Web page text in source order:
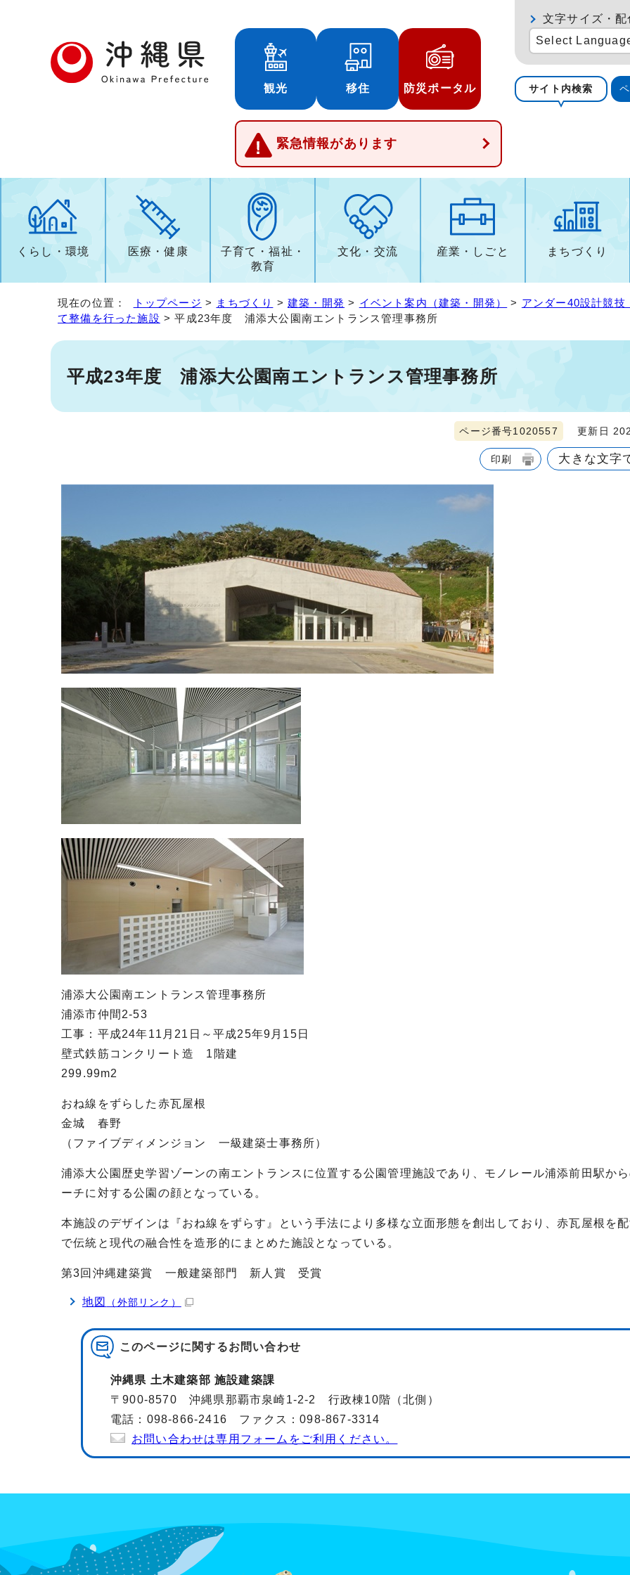
観光 移住 防災ポータル
緊急情報があります
文字サイズ・配
Select
サイト内検索
くらし・環境 医療・健康
子育て・福祉・
教育
文化・交流 産業・しごと まちづくり
現在の位置： トップページ > まちづくり >建築・開発 > イベント案内（建築・開発） > アンダー40設計競技
て整備を行った施設 > 平成23年度 浦添大公園南エントランス管理事務所
平成23年度 浦添大公園南エントランス管理事務所
ページ番号1020557 更新日
印刷 大きな文字
浦添大公園南エントランス管理事務所
浦添市仲間2-53
工事：平成24年11月21日～平成25年9月15日
壁式鉄筋コンクリート造 1階建
299.99m2
おね線をずらした赤瓦屋根
金城 春野
（ファイブディメンジョン 一級建築士事務所）
浦添大公園歴史学習ゾーンの南エントランスに位置する公園管理施設であり、モノレール浦添前田駅から
ーチに対する公園の顔となっている。
本施設のデザインは『おね線をずらす』という手法により多様な立面形態を創出しており、赤瓦屋根を配
で伝統と現代の融合性を造形的にまとめた施設となっている。
第3回沖縄建築賞 一般建築部門 新人賞 受賞
地図 （外部リンク）
このページに関するお問い合わせ
沖縄県 土木建築部 施設建築課
〒900-8570 沖縄県那覇市泉崎1-2-2 行政棟10階（北側）
電話：098-866-2416 ファクス：098-867-3314
お問い合わせは専用フォームをご利用ください。